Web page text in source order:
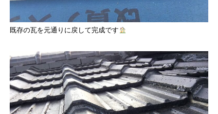
既存の瓦を元通りに戻して完成です